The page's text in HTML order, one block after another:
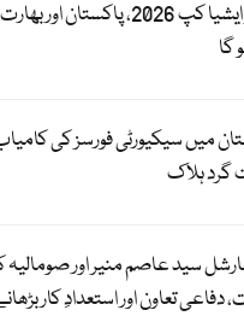
ویمنز ایشیا کپ 2026،
گا
ہلاک
سید عاصم منیر اور صومالیہ
دفاعی تعاون اور استعدادِ کار